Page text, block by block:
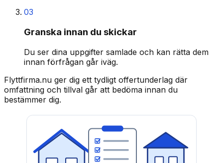
03
Granska innan du skickar
Du ser dina uppgifter samlade och kan rätta dem
innan förfrågan går iväg.
Flyttfirma.nu ger dig ett tydligt offertunderlag där
omfattning och tillval går att bedöma innan du
bestämmer dig.